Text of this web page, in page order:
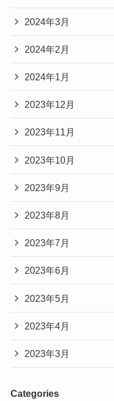
2024年3月
2024年2月
2024年1月
2023年12月
2023年11月
2023年10月
2023年9月
2023年8月
2023年7月
2023年6月
2023年5月
2023年4月
2023年3月
Categories